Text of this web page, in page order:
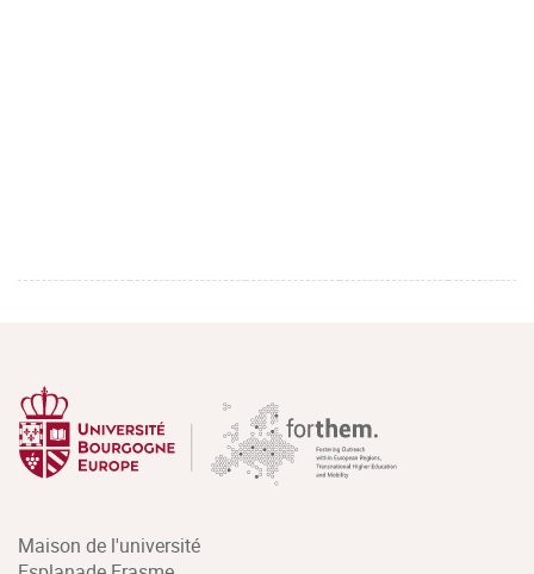
Maison de l'université